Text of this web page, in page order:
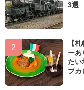
3選
2
【
ー
たい
プカ